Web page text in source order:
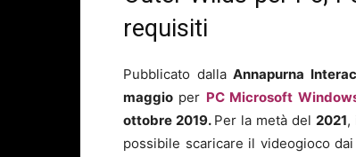
requisiti
Pubblicato dallaAnnapurna
maggio per PC Microsoft
ottobre 2019. Per la metà del 2021,
possibile scaricare il videogioco